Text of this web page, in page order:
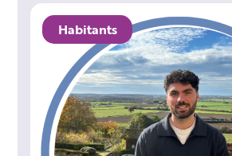
Habitants